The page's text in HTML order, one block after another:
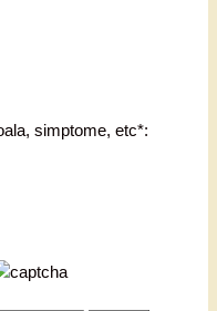
simptome, etc*: